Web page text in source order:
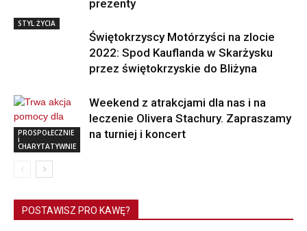
prezenty
STYL ŻYCIA
Świętokrzyscy Motórzyści na zlocie
2022: Spod Kauflanda w Skarżysku
przez świętokrzyskie do Bliżyna
PROSPOŁECZNIE
i
CHARYTATYWNIE
Weekend z atrakcjami dla nas i na
leczenie Olivera Stachury. Zapraszamy
na turniej i koncert
POSTAWISZ PRO KAWĘ?